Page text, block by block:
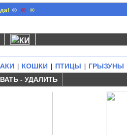
® ® ®
КОШКИ ПТИЦЫ ГРЫЗУНЫ
- УДАЛИТЬ